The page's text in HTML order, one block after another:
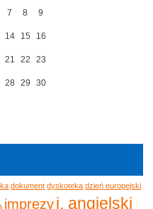
7 8 9
14 15 16
21 22 23
28 29 30
dokument dyskoteka dzień europejski
imprezyj. angielski